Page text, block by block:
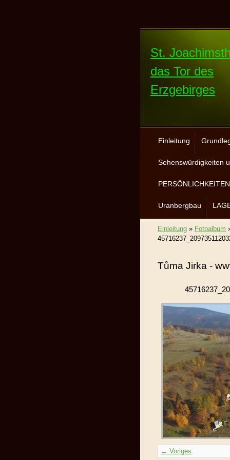
St.
das Tor des
Erzgebirges
Einleitung
Sehenswürdigkeiten
Uranbergbau
Einleitung » Fotoalbum
Tůma Jirka -
← Voriges